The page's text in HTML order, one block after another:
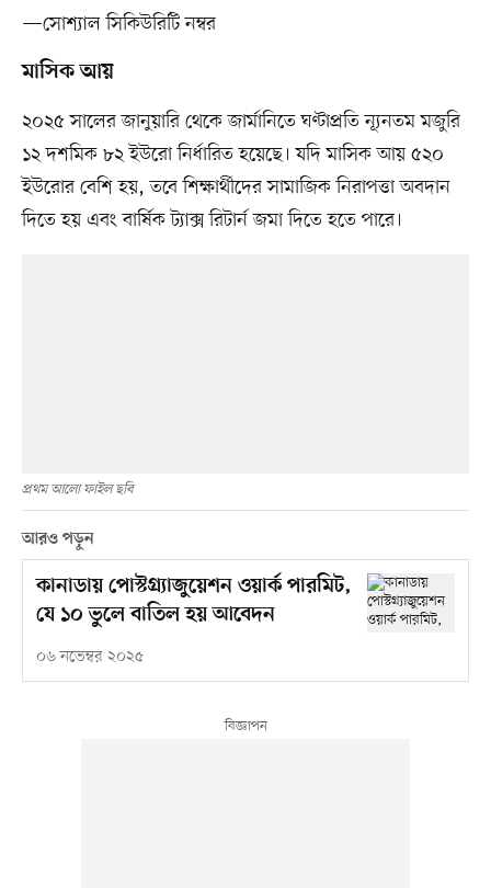
—সোশ্যাল সিকিউরিটি নম্বর
মাসিক আয়
২০২৫ সালের জানুয়ারি থেকে জার্মানিতে ঘণ্টাপ্রতি ন্যূনতম মজুরি
১২ দশমিক ৮২ ইউরো নির্ধারিত হয়েছে। যদি মাসিক আয় ৫২০
ইউরোর বেশি হয়, তবে শিক্ষার্থীদের সামাজিক নিরাপত্তা অবদান
দিতে হয় এবং বার্ষিক ট্যাক্স রিটার্ন জমা দিতে হতে পারে।
প্রথম আলো ফাইল ছবি
আরও পড়ুন
কানাডায় পোস্টগ্র্যাজুয়েশন ওয়ার্ক পারমিট,
যে ১০ ভুলে বাতিল হয় আবেদন
০৬ নভেম্বর ২০২৫